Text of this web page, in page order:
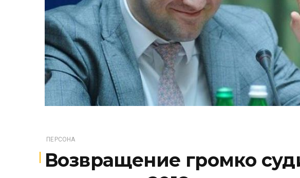
ПЕРСОНА
Возвращение громко